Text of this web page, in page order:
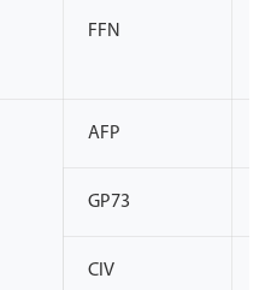
FFN
AFP
GP73
CIV